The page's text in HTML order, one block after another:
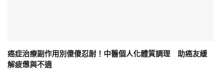
癌症治療副作用別傻傻忍耐！中醫個人化體質調理 助癌友緩
解疲憊與不適